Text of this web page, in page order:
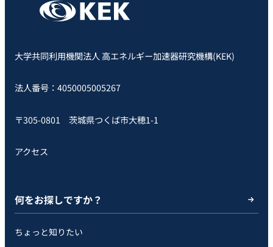
大学共同利用機関法人 高エネルギー加速器研究機構(KEK)
法人番号：4050005005267
〒305-0801 茨城県つくば市大穂1-1
アクセス
何をお探しですか？
ちょっと知りたい